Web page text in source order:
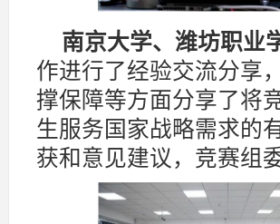
南京大学、潍坊职业
作进行了经验交流分享
撑保障等方面分享了将
生服务国家战略需求的
获和意见建议，竞赛组